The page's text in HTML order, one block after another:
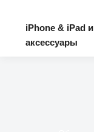
iPhone & iPad и
аксессуары